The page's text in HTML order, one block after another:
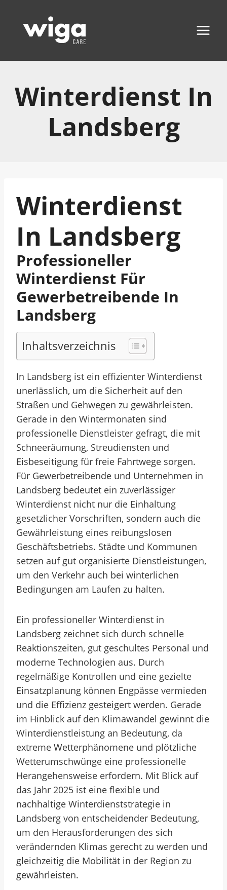
Inhalt
springen
Winterdienst In
Landsberg
Winterdienst
In Landsberg
Professioneller
Winterdienst Für
Gewerbetreibende In
Landsberg
Inhaltsverzeichnis
In Landsberg ist ein effizienter Winterdienst
unerlässlich, um die Sicherheit auf den
Straßen und Gehwegen zu gewährleisten.
Gerade in den Wintermonaten sind
professionelle Dienstleister gefragt, die mit
Schneeräumung, Streudiensten und
Eisbeseitigung für freie Fahrtwege sorgen.
Für Gewerbetreibende und Unternehmen in
Landsberg bedeutet ein zuverlässiger
Winterdienst nicht nur die Einhaltung
gesetzlicher Vorschriften, sondern auch die
Gewährleistung eines reibungslosen
Geschäftsbetriebs. Städte und Kommunen
setzen auf gut organisierte Dienstleistungen,
um den Verkehr auch bei winterlichen
Bedingungen am Laufen zu halten.
Ein professioneller Winterdienst in
Landsberg zeichnet sich durch schnelle
Reaktionszeiten, gut geschultes Personal und
moderne Technologien aus. Durch
regelmäßige Kontrollen und eine gezielte
Einsatzplanung können Engpässe vermieden
und die Effizienz gesteigert werden. Gerade
im Hinblick auf den Klimawandel gewinnt die
Winterdienstleistung an Bedeutung, da
extreme Wetterphänomene und plötzliche
Wetterumschwünge eine professionelle
Herangehensweise erfordern. Mit Blick auf
das Jahr 2025 ist eine flexible und
nachhaltige Winterdienststrategie in
Landsberg von entscheidender Bedeutung,
um den Herausforderungen des sich
verändernden Klimas gerecht zu werden und
gleichzeitig die Mobilität in der Region zu
gewährleisten.